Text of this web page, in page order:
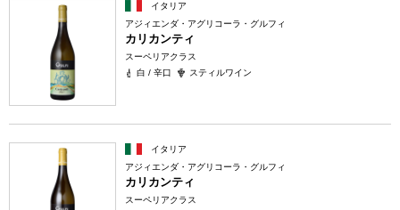
イタリア
アジィエンダ・アグリコーラ・グルフィ
カリカンティ
スーペリアクラス
白 / 辛口
スティルワイン
イタリア
アジィエンダ・アグリコーラ・グルフィ
カリカンティ
スーペリアクラス